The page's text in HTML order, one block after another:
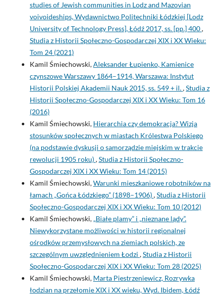
studies of Jewish communities in Lodz and Mazovian
voivoideships, Wydawnictwo Politechniki Łódzkiej [Lodz
University of Technology Press], Łódź 2017, ss. [pp.] 400,
Studia z Historii Społeczno-Gospodarczej XIX i XX Wieku:
Tom 24 (2021)
Kamil Śmiechowski,Aleksander Łupienko, Kamienice
czynszowe Warszawy 1864–1914, Warszawa: Instytut
Historii Polskiej Akademii Nauk 2015, ss. 549 + il.,Studia z
Historii Społeczno-Gospodarczej XIX i XX Wieku: Tom 16
(2016)
Kamil Śmiechowski, Hierarchia czy demokracja? Wizja
stosunków społecznych w miastach Królestwa Polskiego
(na podstawie dyskusji o samorządzie miejskim w trakcie
rewolucji 1905 roku),Studia z Historii Społeczno-
Gospodarczej XIX i XX Wieku: Tom 14 (2015)
Kamil Śmiechowski,Warunki mieszkaniowe robotników na
łamach „Gońca Łódzkiego” (1898–1906),Studia z Historii
Społeczno-Gospodarczej XIX i XX Wieku: Tom 10 (2012)
Kamil Śmiechowski, „Białe plamy” i „nieznane lądy”.
Niewykorzystane możliwości w historii regionalnej
ośrodków przemysłowych na ziemiach polskich, ze
szczególnym uwzględnieniem Łodzi ,Studia z Historii
Społeczno-Gospodarczej XIX i XX Wieku: Tom 28 (2025)
Kamil Śmiechowski, Marta Piestrzeniewicz, Rozrywka
łodzian na przełomie XIX i XX wieku, Wyd. Ibidem, Łódź